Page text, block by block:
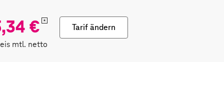
€ *
mtl. netto
Tarif ändern